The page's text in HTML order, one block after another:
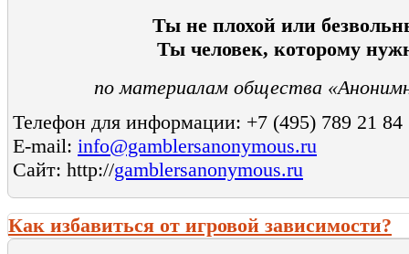
Ты не плохой или
Ты человек, которому
по материалам общества
Телефон для информации: +7 (495) 789 21 84
E-mail: info@gamblersanonymous.ru
Сайт: http://gamblersanonymous.ru
Как избавиться от игровой зависимости?